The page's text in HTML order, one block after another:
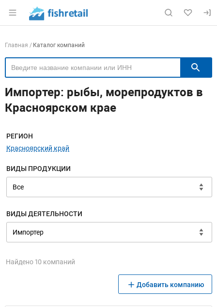
Раздел навигации по сайту fishretail.ru
Навигация по компаниям
Главная Каталог компаний
Импортер: рыбы, морепродуктов в
Красноярском крае
Меню навигации
РЕГИОН
Красноярский край
ВИДЫ ПРОДУКЦИИ
ВИДЫ ДЕЯТЕЛЬНОСТИ
Найдено 10 компаний
Добавить компанию